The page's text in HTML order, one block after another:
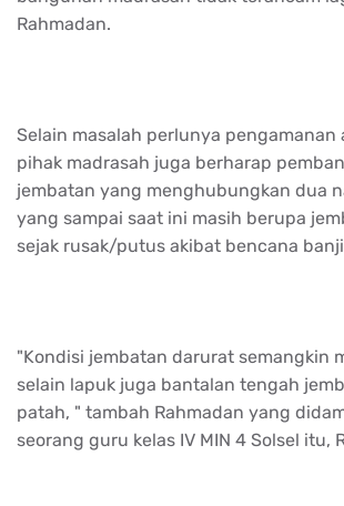
Rahmadan.
Selain masalah perlunya pengamanan
pihak madrasah juga berharap
jembatan yang menghubungkan dua
yang sampai saat ini masih berupa
sejak rusak/putus akibat bencana
"Kondisi jembatan darurat semangkin
selain lapuk juga bantalan tengah
patah, " tambah Rahmadan yang
seorang guru kelas IV MIN 4 Solsel itu,